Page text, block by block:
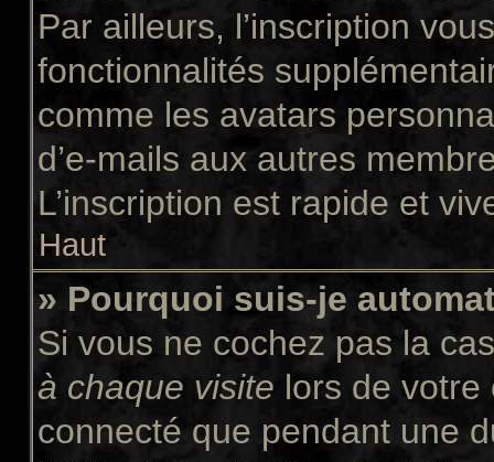
Par ailleurs, l’inscription
fonctionnalités
comme les avatars
d’e-mails aux autres
L’inscription est rapide et
Haut
» Pourquoi suis-je
Si vous ne cochez pas la
à chaque visite lors de votre
connecté que pendant une